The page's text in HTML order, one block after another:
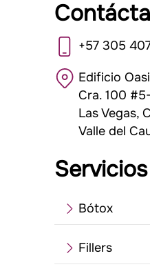
+57 305
Edificio
Cra. 100
Las Vegas,
Valle del
Servicios
Bótox
Fillers